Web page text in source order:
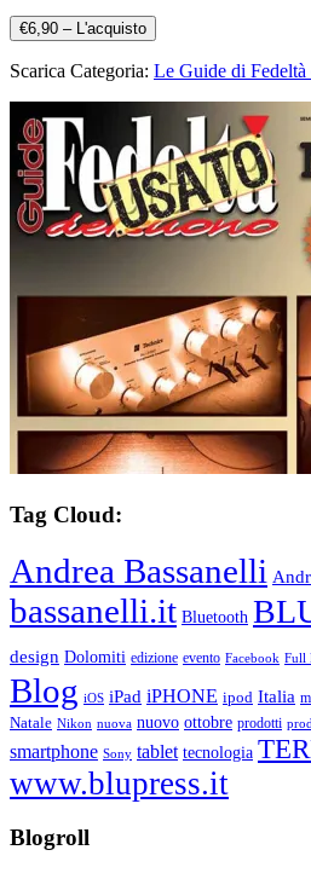
€6,90 – L'acquisto
Scarica Categoria: Le Guide di
Tag Cloud:
Andrea Bassanelli
bassanelli.it Bluetooth
design Dolomiti edizione evento Facebook Full
Blog iOS iPad iPHONE ipod Italia
Natale Nikon nuova nuovo ottobre prodotti
smartphone Sony tablet tecnologia
www.blupress.it
Blogroll